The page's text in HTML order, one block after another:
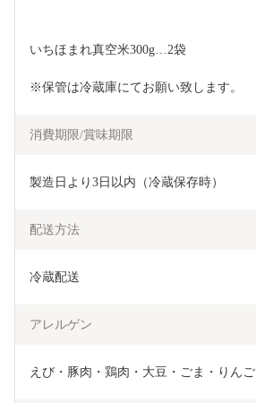
いちほまれ真空米300g…2袋
※保管は冷蔵庫にてお願い致します。
消費期限/賞味期限
製造日より3日以内（冷蔵保存時）
配送方法
冷蔵配送
アレルゲン
えび・豚肉・鶏肉・大豆・ごま・りんご